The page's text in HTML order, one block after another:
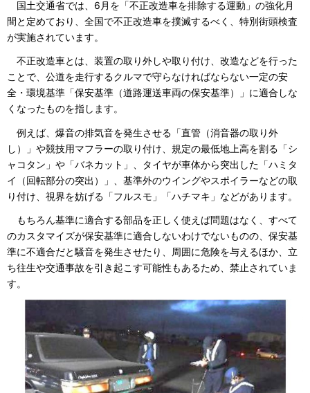
国土交通省では、6月を「不正改造車を排除する運動」の強化月
間と定めており、全国で不正改造車を撲滅するべく、特別街頭検査
が実施されています。
不正改造車とは、装置の取り外しや取り付け、改造などを行った
ことで、公道を走行するクルマで守らなければならない一定の安
全・環境基準「保安基準（道路運送車両の保安基準）」に適合しな
くなったものを指します。
例えば、爆音の排気音を発生させる「直管（消音器の取り外
し）」や競技用マフラーの取り付け、規定の最低地上高を割る「シ
ャコタン」や「バネカット」、タイヤが車体から突出した「ハミタ
イ（回転部分の突出）」、基準外のウイングやスポイラーなどの取
り付け、視界を妨げる「フルスモ」「ハチマキ」などがあります。
もちろん基準に適合する部品を正しく使えば問題はなく、すべて
のカスタマイズが保安基準に適合しないわけでないものの、保安基
準に不適合だと騒音を発生させたり、周囲に危険を与えるほか、立
ち往生や交通事故を引き起こす可能性もあるため、禁止されていま
す。